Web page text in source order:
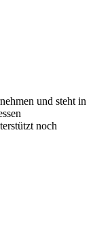
und steht in
noch